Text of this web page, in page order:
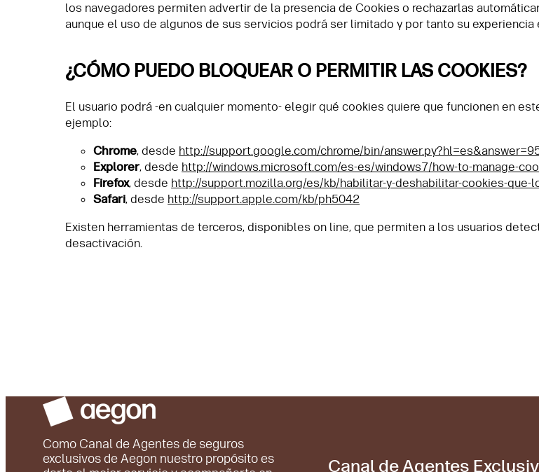
los navegadores permiten advertir de la presencia de Cookies o rechazarlas
aunque el uso de algunos de sus servicios podrá ser limitado y por tanto su
¿CÓMO PUEDO BLOQUEAR O PERMITIR LAS COOKIES?
El usuario podrá -en cualquier momento- elegir qué cookies quiere que funcionen en
ejemplo:
Chrome, desde http://support.google.com/chrome/bin/
Explorer, desde http://windows.microsoft.com/es-es/windows7/how-to-manage-
Firefox, desde http://support.mozilla.org/es/kb/habilitar-y-deshabilitar-cookies-que-
Safari, desde http://support.apple.com/kb/ph5042
Existen herramientas de terceros, disponibles on line, que permiten a los usuarios
desactivación.
Como Canal de Agentes de seguros
exclusivos de Aegon nuestro propósito es
Canal de Agentes